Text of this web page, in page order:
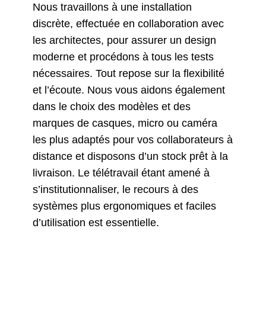
Nous travaillons à une installation
discrète, effectuée en collaboration avec
les architectes, pour assurer un design
moderne et procédons à tous les tests
nécessaires. Tout repose sur la flexibilité
et l’écoute. Nous vous aidons également
dans le choix des modèles et des
marques de casques, micro ou caméra
les plus adaptés pour vos collaborateurs à
distance et disposons d’un stock prêt à la
livraison. Le télétravail étant amené à
s’institutionnaliser, le recours à des
systèmes plus ergonomiques et faciles
d’utilisation est essentielle.